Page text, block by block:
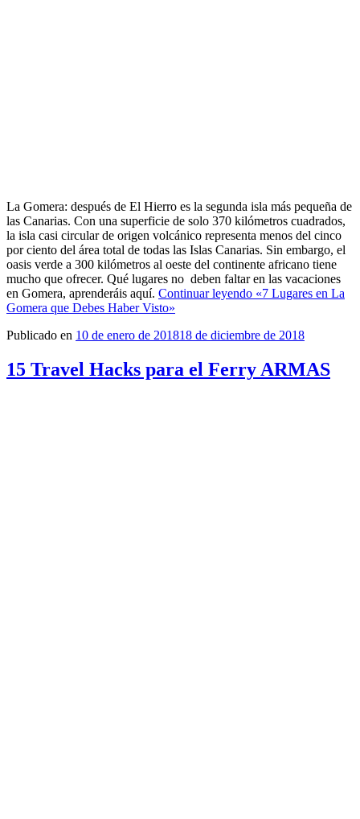
La Gomera: después de El Hierro es la segunda isla más pequeña de
las Canarias. Con una superficie de solo 370 kilómetros cuadrados,
la isla casi circular de origen volcánico representa menos del cinco
por ciento del área total de todas las Islas Canarias. Sin embargo, el
oasis verde a 300 kilómetros al oeste del continente africano tiene
mucho que ofrecer. Qué lugares no deben faltar en las vacaciones
en Gomera, aprenderáis aquí. Continuar leyendo «7 Lugares en La
Gomera que Debes Haber Visto»
Publicado en 10 de enero de 201818 de diciembre de 2018
15 Travel Hacks para el Ferry ARMAS